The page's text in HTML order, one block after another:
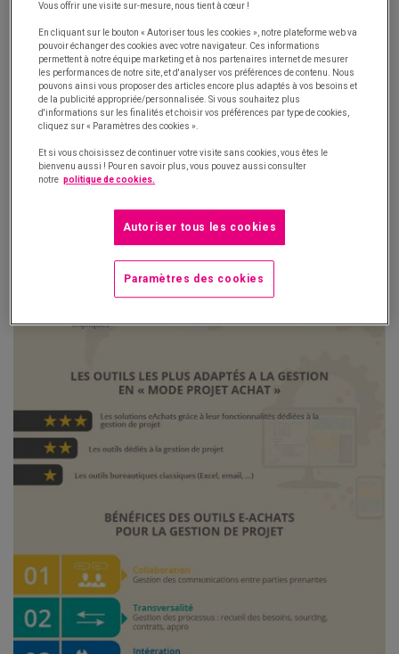
Vous offrir une visite sur-mesure, nous tient à cœur !
En cliquant sur le bouton « Autoriser tous les cookies », notre plateforme web va
pouvoir échanger des cookies avec votre navigateur. Ces informations
permettent à notre équipe marketing et à nos partenaires internet de mesurer
les performances de notre site, et d'analyser vos préférences de contenu. Nous
pouvons ainsi vous proposer des articles encore plus adaptés à vos besoins et
de la publicité appropriée/personnalisée. Si vous souhaitez plus
d'informations sur les finalités et choisir vos préférences par type de cookies,
cliquez sur « Paramètres des cookies ».
Et si vous choisissez de continuer votre visite sans cookies, vous êtes le
bienvenu aussi ! Pour en savoir plus, vous pouvez aussi consulter
notre politique de cookies.
Autoriser tous les cookies
Paramètres des cookies